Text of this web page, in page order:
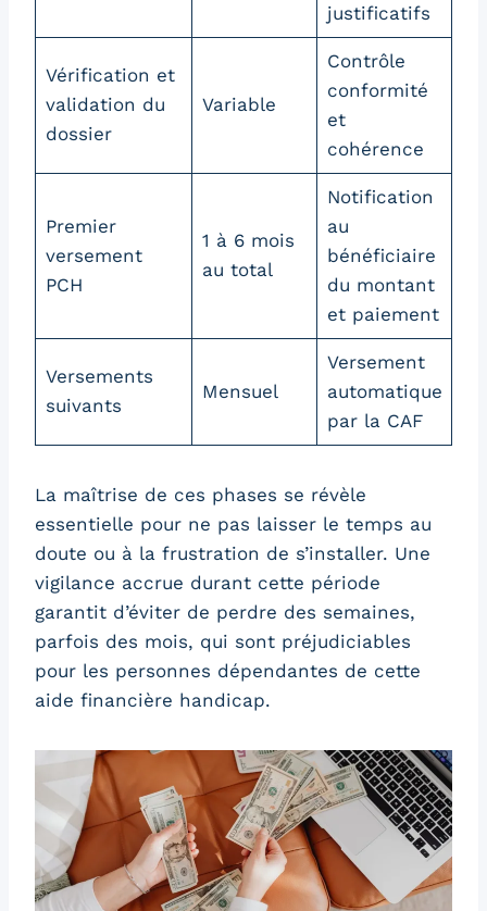
justificatifs
Vérification et
validation du
dossier
Variable
Contrôle
conformité
et
cohérence
Premier
versement
PCH
1 à 6 mois
au total
Notification
au
bénéficiaire
du montant
et paiement
Versements
suivants
Mensuel
Versement
automatique
par la CAF
La maîtrise de ces phases se révèle
essentielle pour ne pas laisser le temps au
doute ou à la frustration de s’installer. Une
vigilance accrue durant cette période
garantit d’éviter de perdre des semaines,
parfois des mois, qui sont préjudiciables
pour les personnes dépendantes de cette
aide financière handicap.